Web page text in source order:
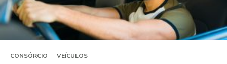
CONSÓRCIO VEÍCULOS